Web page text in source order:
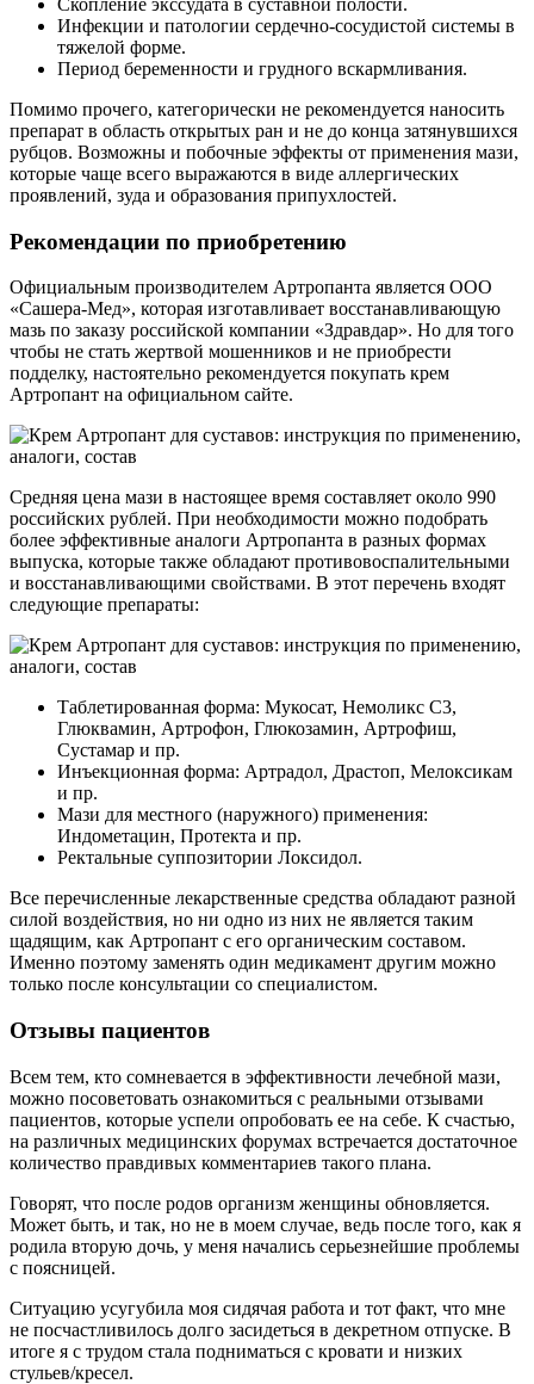
Скопление экссудата в суставной полости.
Инфекции и патологии сердечно-сосудистой системы в
тяжелой форме.
Период беременности и грудного вскармливания.
Помимо прочего, категорически не рекомендуется наносить
препарат в область открытых ран и не до конца затянувшихся
рубцов. Возможны и побочные эффекты от применения мази,
которые чаще всего выражаются в виде аллергических
проявлений, зуда и образования припухлостей.
Рекомендации по приобретению
Официальным производителем Артропанта является ООО
«Сашера-Мед», которая изготавливает восстанавливающую
мазь по заказу российской компании «Здравдар». Но для того
чтобы не стать жертвой мошенников и не приобрести
подделку, настоятельно рекомендуется покупать крем
Артропант на официальном сайте.
Средняя цена мази в настоящее время составляет около 990
российских рублей. При необходимости можно подобрать
более эффективные аналоги Артропанта в разных формах
выпуска, которые также обладают противовоспалительными
и восстанавливающими свойствами. В этот перечень входят
следующие препараты:
Таблетированная форма: Мукосат, Немоликс С3,
Глюквамин, Артрофон, Глюкозамин, Артрофиш,
Сустамар и пр.
Инъекционная форма: Артрадол, Драстоп, Мелоксикам
и пр.
Мази для местного (наружного) применения:
Индометацин, Протекта и пр.
Ректальные суппозитории Локсидол.
Все перечисленные лекарственные средства обладают разной
силой воздействия, но ни одно из них не является таким
щадящим, как Артропант с его органическим составом.
Именно поэтому заменять один медикамент другим можно
только после консультации со специалистом.
Отзывы пациентов
Всем тем, кто сомневается в эффективности лечебной мази,
можно посоветовать ознакомиться с реальными отзывами
пациентов, которые успели опробовать ее на себе. К счастью,
на различных медицинских форумах встречается достаточное
количество правдивых комментариев такого плана.
Говорят, что после родов организм женщины обновляется.
Может быть, и так, но не в моем случае, ведь после того, как я
родила вторую дочь, у меня начались серьезнейшие проблемы
с поясницей.
Ситуацию усугубила моя сидячая работа и тот факт, что мне
не посчастливилось долго засидеться в декретном отпуске. В
итоге я с трудом стала подниматься с кровати и низких
стульев/кресел.